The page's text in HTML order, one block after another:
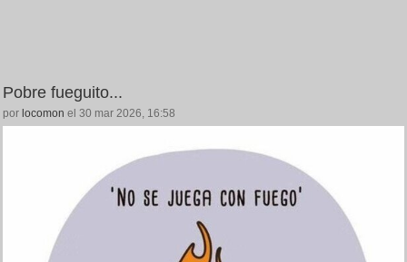
Pobre fueguito...
por locomon el 30 mar 2026, 16:58